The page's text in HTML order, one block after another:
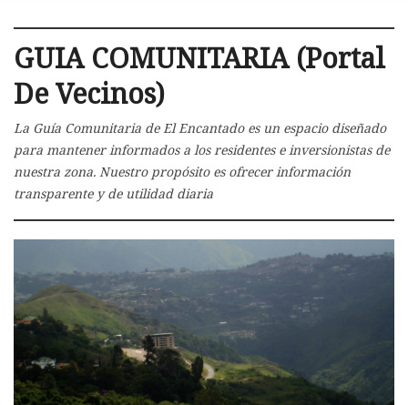
GUIA COMUNITARIA (portal
De Vecinos)
La Guía Comunitaria de El Encantado es un espacio diseñado
para mantener informados a los residentes e inversionistas de
nuestra zona. Nuestro propósito es ofrecer información
transparente y de utilidad diaria